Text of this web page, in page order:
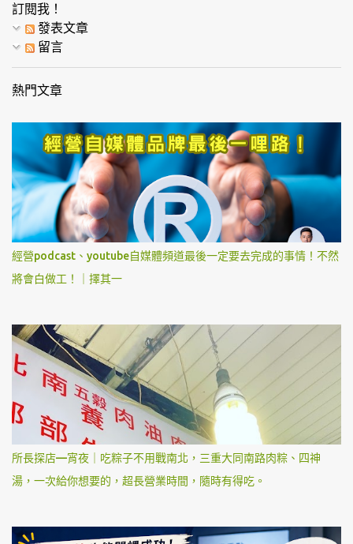
訂閱我！
發表文章
留言
熱門文章
經營podcast、youtube自媒體頻道最後一定要去完成的事情！不然
將會白做工！｜擇其一
所長探店—宵夜｜吃粽子不用戰南北，三重大同南路肉粽、四神
湯，一次給你想要的，超長營業時間，隨時有得吃。